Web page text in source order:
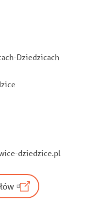
Dziedzicach
dziedzice.pl